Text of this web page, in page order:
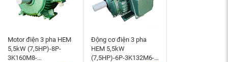
Motor điện 3 pha HEM
5,5kW (7,5HP)-8P-
3K160M8-
Động cơ điện 3 pha
HEM 5,5kW
(7,5HP)-6P-3K132M6-